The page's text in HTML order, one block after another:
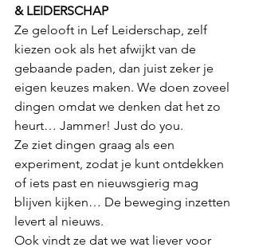
& LEIDERSCHAP
Ze gelooft in Lef Leiderschap, zelf
kiezen ook als het afwijkt van de
gebaande paden, dan juist zeker je
eigen keuzes maken. We doen zoveel
dingen omdat we denken dat het zo
heurt… Jammer! Just do you.
Ze ziet dingen graag als een
experiment, zodat je kunt ontdekken
of iets past en nieuwsgierig mag
blijven kijken… De beweging inzetten
levert al nieuws.
Ook vindt ze dat we wat liever voor